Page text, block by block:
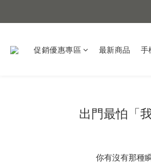
促銷優惠專區 最新商品 手
出門最怕「
你有沒有那種